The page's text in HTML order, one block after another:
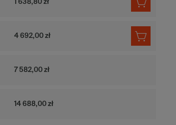
1 638,80 zł
4 692,00 zł
7 582,00 zł
14 688,00 zł